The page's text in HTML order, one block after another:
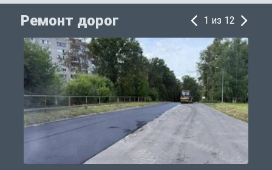
Ремонт дорог 1 из 12